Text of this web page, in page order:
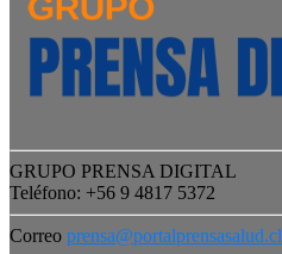
GRUPO PRENSA DIGITAL
Teléfono: +56 9 4817 5372
Correo prensa@portalprensasalud.cl